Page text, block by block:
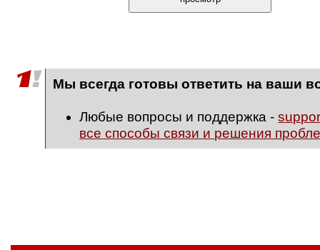
Мы всегда готовы ответить на ваши
Любые вопросы и поддержка -
все способы связи и решения